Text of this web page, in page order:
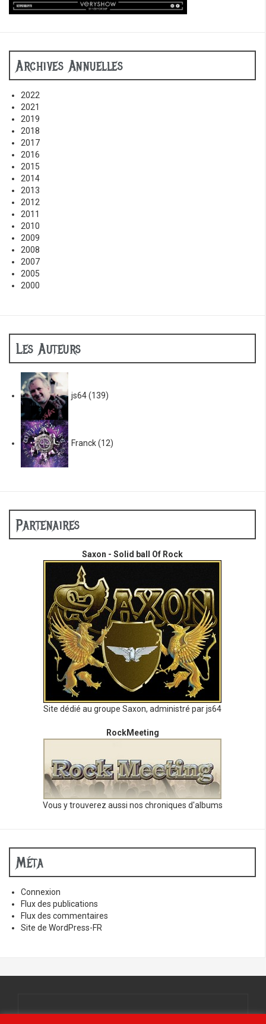
Archives Annuelles
2022
2021
2019
2018
2017
2016
2015
2014
2013
2012
2011
2010
2009
2008
2007
2005
2000
Les Auteurs
js64(139)
Franck(12)
Partenaires
Saxon - Solid ball Of Rock
Site dédié au groupe Saxon, administré par js64
RockMeeting
Vous y trouverez aussi nos chroniques d'albums
Méta
Connexion
Flux des publications
Flux des commentaires
Site de WordPress-FR